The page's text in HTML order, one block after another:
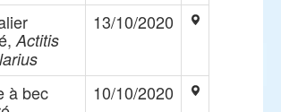
Actitis
13/10/2020
à bec 10/10/2020